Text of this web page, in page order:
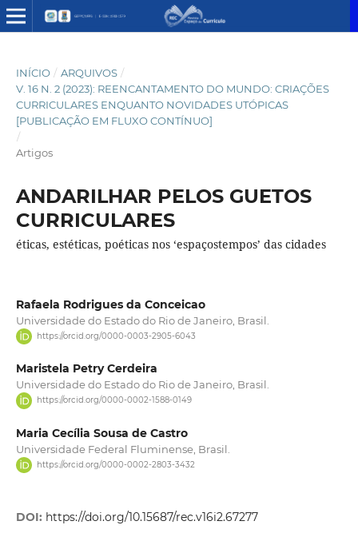
INÍCIO / ARQUIVOS /
V. 16 N. 2 (2023): REENCANTAMENTO DO MUNDO: CRIAÇÕES
CURRICULARES ENQUANTO NOVIDADES UTÓPICAS
[PUBLICAÇÃO EM FLUXO CONTÍNUO]
/
Artigos
ANDARILHAR PELOS GUETOS
CURRICULARES
éticas, estéticas, poéticas nos ‘espaçostempos’ das cidades
Rafaela Rodrigues da Conceicao
Universidade do Estado do Rio de Janeiro, Brasil.
https://orcid.org/0000-0003-2905-6043
Maristela Petry Cerdeira
Universidade do Estado do Rio de Janeiro, Brasil.
https://orcid.org/0000-0002-1588-0149
Maria Cecília Sousa de Castro
Universidade Federal Fluminense, Brasil.
https://orcid.org/0000-0002-2803-3432
DOI: https://doi.org/10.15687/rec.v16i2.67277